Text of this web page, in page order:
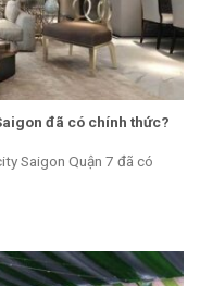
đã có chính thức?
Saigon Quận 7 đã có